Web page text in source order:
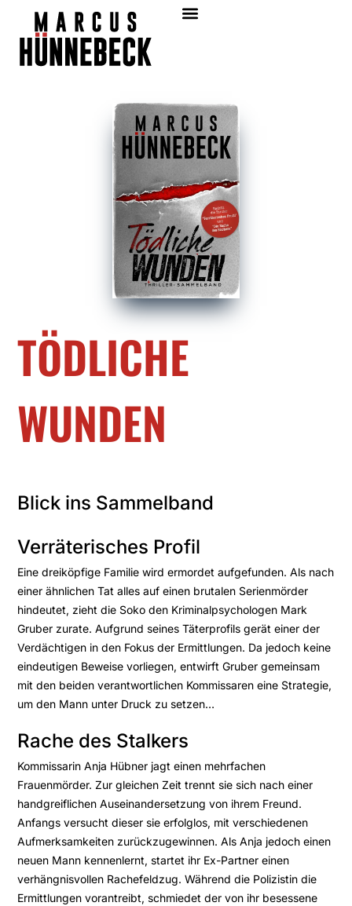
TÖDLICHE
WUNDEN
Blick ins Sammelband
Verräterisches Profil
Eine dreiköpfige Familie wird ermordet aufgefunden. Als nach
einer ähnlichen Tat alles auf einen brutalen Serienmörder
hindeutet, zieht die Soko den Kriminalpsychologen Mark
Gruber zurate. Aufgrund seines Täterprofils gerät einer der
Verdächtigen in den Fokus der Ermittlungen. Da jedoch keine
eindeutigen Beweise vorliegen, entwirft Gruber gemeinsam
mit den beiden verantwortlichen Kommissaren eine Strategie,
um den Mann unter Druck zu setzen…
Rache des Stalkers
Kommissarin Anja Hübner jagt einen mehrfachen
Frauenmörder. Zur gleichen Zeit trennt sie sich nach einer
handgreiflichen Auseinandersetzung von ihrem Freund.
Anfangs versucht dieser sie erfolglos, mit verschiedenen
Aufmerksamkeiten zurückzugewinnen. Als Anja jedoch einen
neuen Mann kennenlernt, startet ihr Ex-Partner einen
verhängnisvollen Rachefeldzug. Während die Polizistin die
Ermittlungen vorantreibt, schmiedet der von ihr besessene